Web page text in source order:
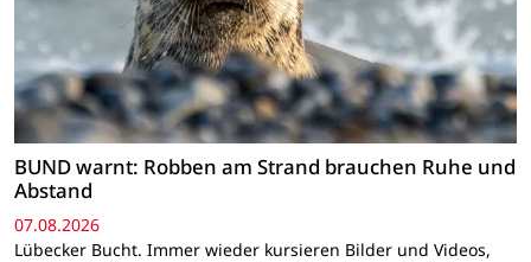
BUND warnt: Robben am Strand brauchen Ruhe und
Abstand
07.08.2026
Lübecker Bucht. Immer wieder kursieren Bilder und Videos,